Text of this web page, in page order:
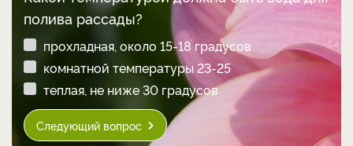
полива рассады?
прохладная, около 15-18 градусов
комнатной температуры 23-25
теплая, не ниже 30 градусов
Следующий вопрос